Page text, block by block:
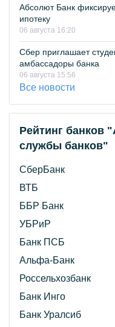
Абсолют Банк
ипотеку
06 августа 16:20
Сбер приглашает
амбассадоры банка
06 августа 15:56
Все новости
Рейтинг банков
службы банков"
СберБанк
ВТБ
ББР Банк
УБРиР
Банк ПСБ
Альфа-Банк
Россельхозбанк
Банк Инго
Банк Уралсиб